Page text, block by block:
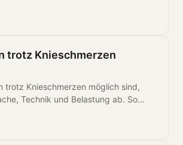
trotz Knieschmerzen
trotz Knieschmerzen möglich sind,
Technik und Belastung ab. So